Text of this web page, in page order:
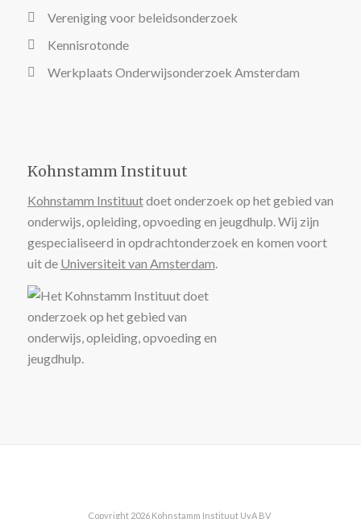
Vereniging voor beleidsonderzoek
Kennisrotonde
Werkplaats Onderwijsonderzoek Amsterdam
Kohnstamm Instituut
Kohnstamm Instituutdoet onderzoek op het gebied van
onderwijs, opleiding, opvoeding en jeugdhulp. Wij zijn
gespecialiseerd in opdrachtonderzoek en komen voort
uit de Universiteit van Amsterdam.
Copyright 2026 Kohnstamm Instituut UvA BV